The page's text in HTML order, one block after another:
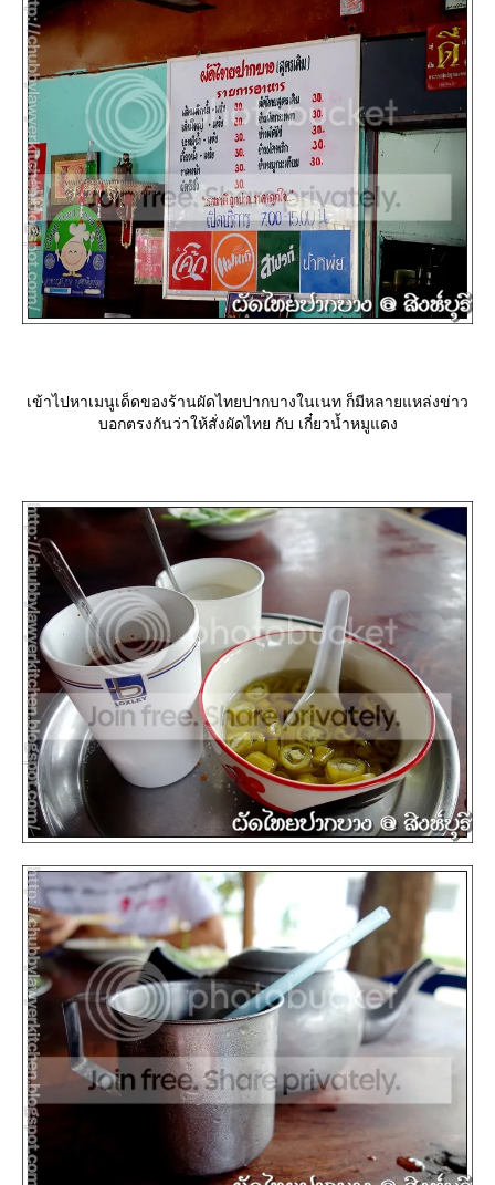
เข้าไปหาเมนูเด็ดของร้านผัดไทยปากบางในเนท ก็มีหลายแหล่งข่าว
บอกตรงกันว่าให้สั่งผัดไทย กับ เกี๋ยวน้ำหมูแดง